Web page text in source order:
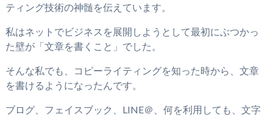
ティング技術の神髄を伝えています。
私はネットでビジネスを展開しようとして最初にぶつかっ
た壁が「文章を書くこと」でした。
そんな私でも、コピーライティングを知った時から、文章
を書けるようになったんです。
ブログ、フェイスブック、LINE＠、何を利用しても、文字